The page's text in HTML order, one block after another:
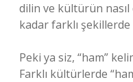
dilin ve kültürün
kadar farklı
Peki ya siz, “ham”
Farklı kültürlerde